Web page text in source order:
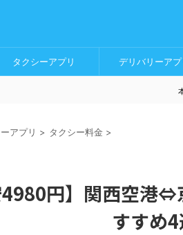
タクシーアプリ デリバリーアプ
アプリ > タクシー料金 >
4980円】関西空港
すすめ